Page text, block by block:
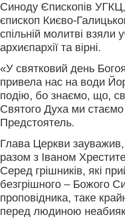
Синоду Єпископів
єпископ Києво-
спільній молитві взяли
архиєпархії та вірні.
«У святковий день
привела нас на води
подію, бо знаємо, що,
Святого Духа ми стаємо
Предстоятель.
Глава Церкви
разом з Іваном
Серед грішників, які
безгрішного – Божого
проповідника, таке
перед людиною